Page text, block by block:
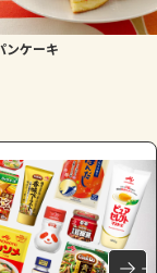
ンケーキ